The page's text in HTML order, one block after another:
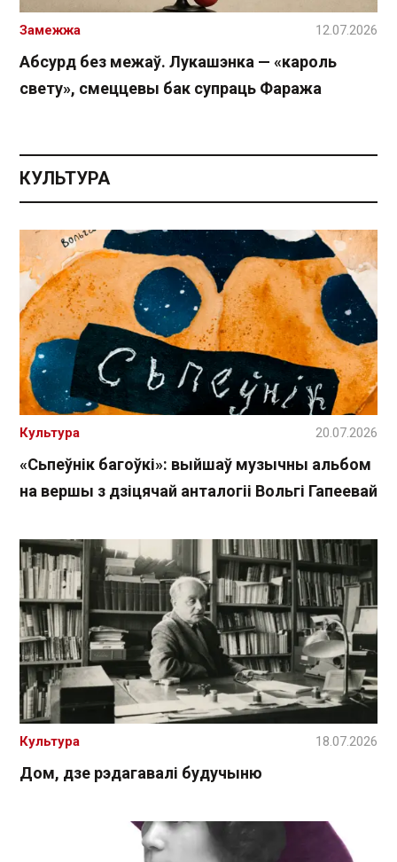
Абсурд без межаў. Лукашэнка — «кароль
свету», смеццевы бак супраць Фаража
Замежжа 12.07.2026
КУЛЬТУРА
«Сьпеўнік багоўкі»: выйшаў музычны альбом
на вершы з дзіцячай анталогіі Вольгі Гапеевай
Культура 20.07.2026
Дом, дзе рэдагавалі будучыню
Культура 18.07.2026